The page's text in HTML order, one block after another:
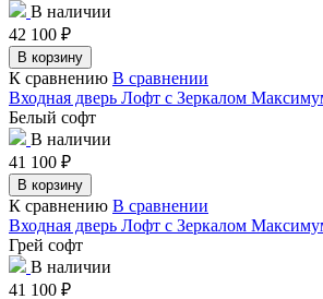
В наличии
42 100 ₽
В корзину
К сравнению В сравнении
Входная дверь Лофт с Зеркалом
Белый софт
В наличии
41 100 ₽
В корзину
К сравнению В сравнении
Входная дверь Лофт с Зеркалом
Грей софт
В наличии
41 100 ₽